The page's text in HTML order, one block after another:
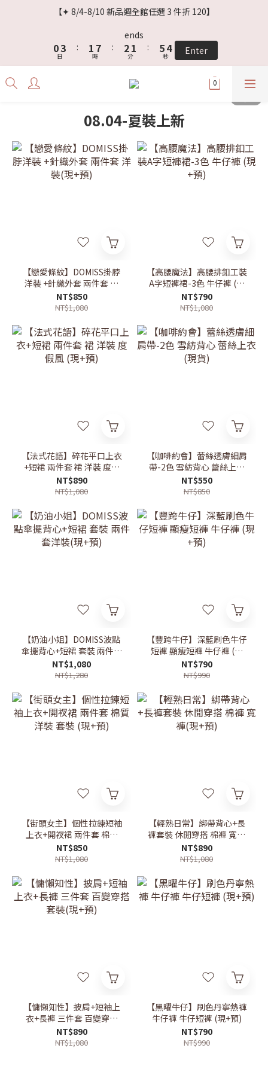
【✦ 8/4-8/10 新品週全館任選 3 件折 120】
ends
0
6
3
2
日
:
4
3
1
0
7
6
2
1
時
:
5
3
2
1
4
2
1
0
分
:
8
5
4
0
7
4
3
秒 Enter
08.04-夏裝上新
【戀愛條紋】DOMISS掛脖
洋裝 +針織外套 兩件套 洋
裝(現+預)
NT$850
NT$1,080
【高腰魔法】高腰排釦工裝
A字短褲裙-3色 牛仔褲 (現
+預)
NT$790
NT$1,080
【法式花語】碎花平口上衣
+短裙 兩件套 裙 洋裝 度假
風 (現+預)
NT$890
NT$1,080
【咖啡約會】蕾絲透膚細肩
帶-2色 雪紡背心 蕾絲上衣
(現貨)
NT$550
NT$850
【奶油小姐】DOMISS波點
傘擺背心+短裙 套裝 兩件套
洋裝(現+預)
NT$1,080
NT$1,280
【豐跨牛仔】深藍刷色牛仔
短褲 顯瘦短褲 牛仔褲 (現
+預)
NT$790
NT$990
【街頭女主】個性拉鍊短袖
上衣+開衩裙 兩件套 棉質
洋裝 套裝 (現+預)
NT$850
NT$1,080
【輕熟日常】綁帶背心+長
褲套裝 休閒穿搭 棉褲 寬褲
(現+預)
NT$890
NT$1,080
【慵懶知性】披肩+短袖上
衣+長褲 三件套 百變穿搭
套裝(現+預)
NT$890
NT$1,080
【黑曜牛仔】刷色丹寧熱褲
牛仔褲 牛仔短褲 (現+預)
NT$790
NT$990